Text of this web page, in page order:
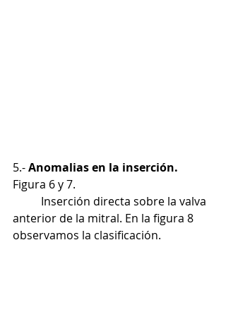
5.- Anomalias en la inserción.
Figura 6 y 7.
anterior de la mitral. En la figura 8
observamos la clasificación.